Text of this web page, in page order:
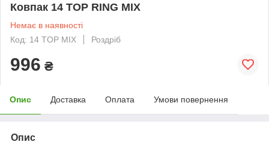
Ковпак 14 TOP RING MIX
Немає в наявності
Код: 14 TOP MIX
Роздріб
996 ₴
Опис Доставка Оплата Умови повернення
Опис